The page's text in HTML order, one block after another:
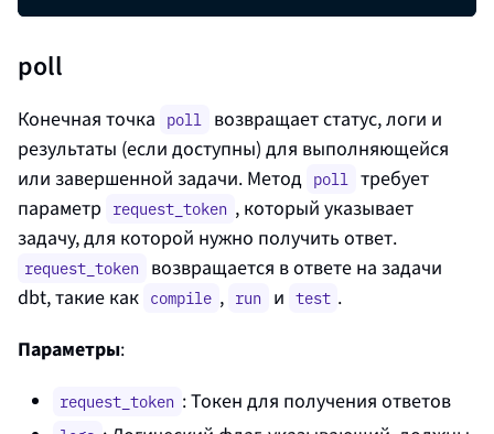
poll
Конечная точка poll возвращает статус, логи и
результаты (если доступны) для выполняющейся
или завершенной задачи. Метод poll требует
параметр request_token , который указывает
задачу, для которой нужно получить ответ.
request_token возвращается в ответе на задачи
dbt, такие как compile , run и test .
Параметры:
request_token : Токен для получения ответов